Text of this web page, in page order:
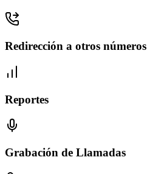
Redirección a otros números
Reportes
Grabación de Llamadas